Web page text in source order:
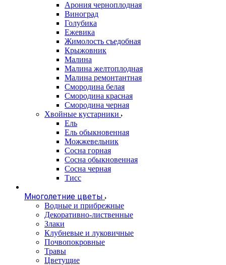
Арония черноплодная
Виноград
Голубика
Ежевика
Жимолость съедобная
Крыжовник
Малина
Малина желтоплодная
Малина ремонтантная
Смородина белая
Смородина красная
Смородина черная
Хвойные кустарники
Ель
Ель обыкновенная
Можжевельник
Сосна горная
Сосна обыкновенная
Сосна черная
Тисс
Многолетние цветы
Водные и прибрежные
Декоративно-лиственные
Злаки
Клубневые и луковичные
Почвопокровные
Травы
Цветущие